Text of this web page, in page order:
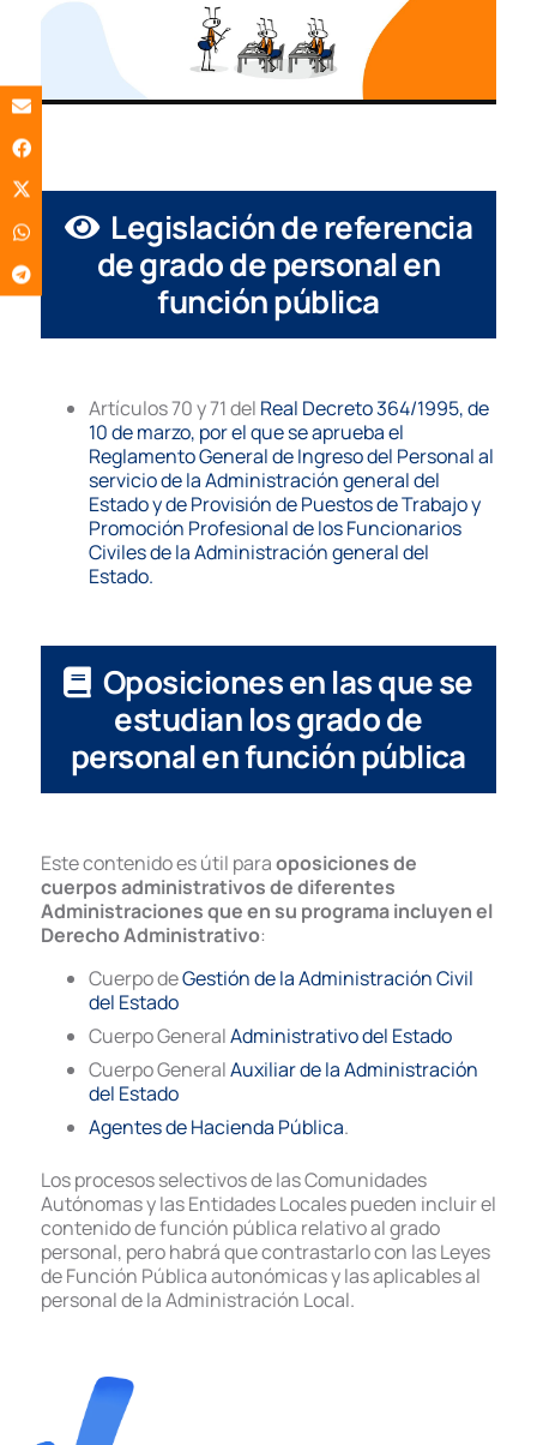
Legislación de referencia
de grado de personal en
función pública
Artículos 70 y 71 del Real Decreto 364/1995, de
10 de marzo, por el que se aprueba el
Reglamento General de Ingreso del Personal al
servicio de la Administración general del
Estado y de Provisión de Puestos de Trabajo y
Promoción Profesional de los Funcionarios
Civiles de la Administración general del
Estado.
Oposiciones en las que se
estudian los grado de
personal en función pública
Este contenido es útil paraoposiciones de
cuerpos administrativos de diferentes
Administraciones que en su programa incluyen el
Derecho Administrativo:
Cuerpo deGestión de la Administración Civil
del Estado
Cuerpo GeneralAdministrativo del Estado
Cuerpo GeneralAuxiliar de la Administración
del Estado
Agentes de Hacienda Pública.
Los procesos selectivos de las Comunidades
Autónomas y las Entidades Locales pueden incluir el
contenido de función pública relativo al grado
personal, pero habrá que contrastarlo con las Leyes
de Función Pública autonómicas y las aplicables al
personal de la Administración Local.